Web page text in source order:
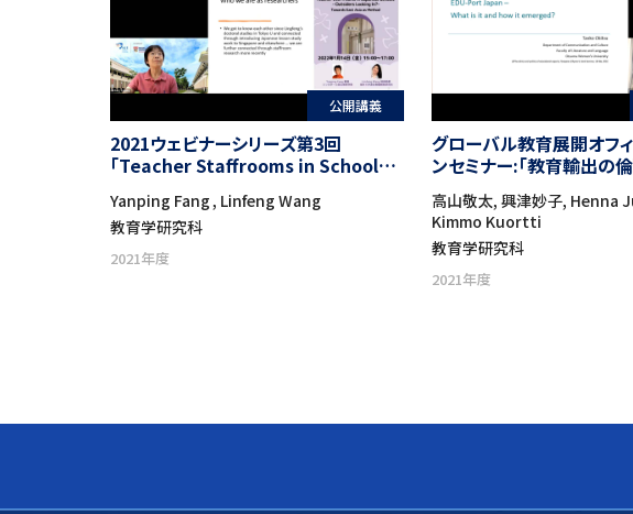
公開講義
2021ウェビナーシリーズ第3回
「Teacher Staffrooms in Schools
Towards East Asia as a Method」
Yanping Fang , Linfeng Wang
教育学研究科
2021年度
グローバル教育展開オフ
ンセミナー:「教育輸出の
ら」
高山敬太, 興津妙子, Henna
Kimmo Kuortti
教育学研究科
2021年度